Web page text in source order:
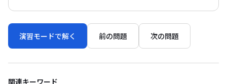
演習モードで解く 前の問題 次の問題
関連キーワード